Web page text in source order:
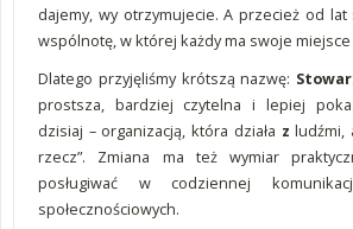
dajemy, wy otrzymujecie. A przecież od
wspólnotę, w której każdy ma swoje miejsce
Dlatego przyjęliśmy krótszą nazwę:
prostsza, bardziej czytelna i lepiej
dzisiaj – organizacją, która działa z ludźmi,
rzecz”. Zmiana ma też wymiar
posługiwać w codziennej
społecznościowych.